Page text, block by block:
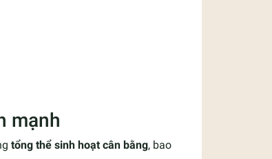
mạnh
tổng thể sinh hoạt cân bằng, bao